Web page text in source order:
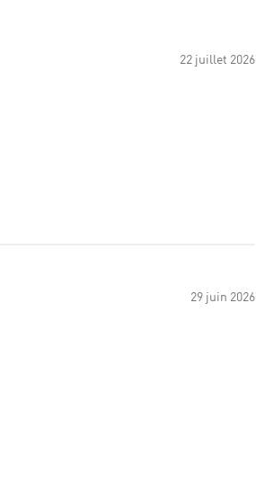
22 juillet 2026
29 juin 2026